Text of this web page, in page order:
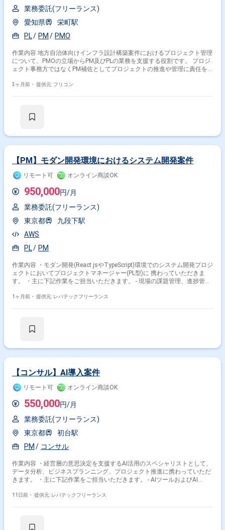
業務委託(フリーランス)
愛知県
栄町駅
PL
PM PMO
作業内容 地方自治体向けインフラ設計構築案件におけるプロジェクト管理
について、PMOの立場からPM及びPLの業務を支援する役割です。 プロジ
ェクト事務方ではなくPM補佐としてプロジェクトの推進や管理に責任を
3ヶ月前・ 提供元: フリコン
【PM】モダン開発環境におけるシステム開発案件
リモート可 オンライン商談OK
950,000円/月
業務委託(フリーランス)
東京都
九段下駅
AWS
PL
PM
作業内容 ・モダン開発(React.jsやTypeScript)環境でのシステム開発プロジ
ェクトにおいてプロジェクトマネージャー(PL型)に 携わっていただきま
す。 ・主に下記作業をご担当いただきます。 - 現場の課題管理、進捗管
る外部設計成果物の受け入れ - テスト担当とのテスト仕様確認 - IT、STの
1ヶ月前・ 提供元: レバテックフリーランス
【コンサル】AI導入案件
リモート可 オンライン商談OK
550,000円/月
業務委託(フリーランス)
東京都
初台駅
PM
コンサル
作業内容 ・経営層の意思決定を支援するAI活用のスペシャリストとして、
データ分析、ビジネスプランニング、プロジェクト推進に携わっていただ
きます。 ・主に下記作業をご担当いただきます。 - AIツールおよびAI
ティス構築 - 全社へのAI活用展開のリード
11日前・ 提供元: レバテックフリーランス